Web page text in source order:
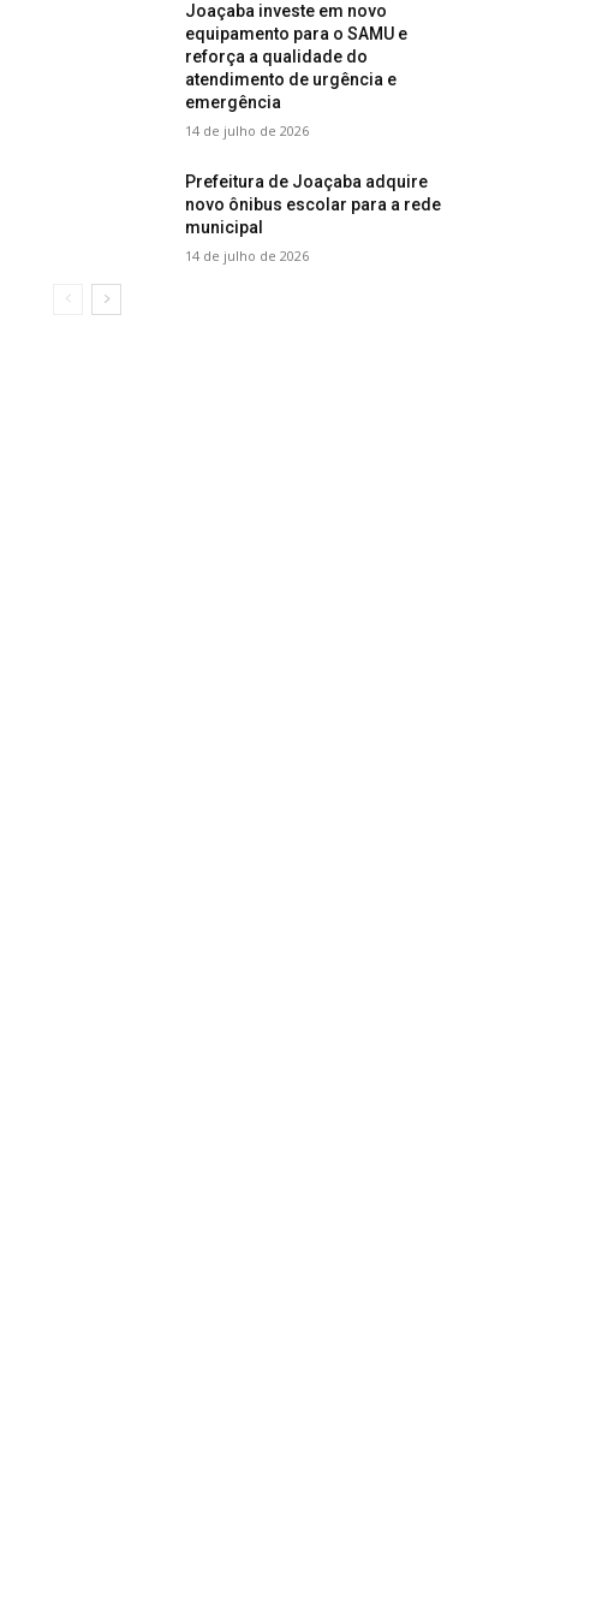
Joaçaba investe em novo
equipamento para o SAMU e
reforça a qualidade do
atendimento de urgência e
emergência
14 de julho de 2026
Prefeitura de Joaçaba adquire
novo ônibus escolar para a rede
municipal
14 de julho de 2026